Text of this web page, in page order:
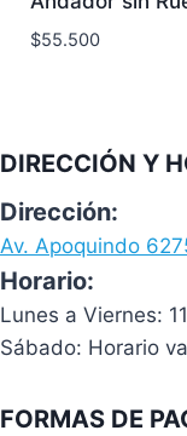
$55.500
DIRECCIÓN Y
Dirección:
Av. Apoquindo
Horario:
Lunes a Viernes:
Sábado: Horario
FORMAS DE